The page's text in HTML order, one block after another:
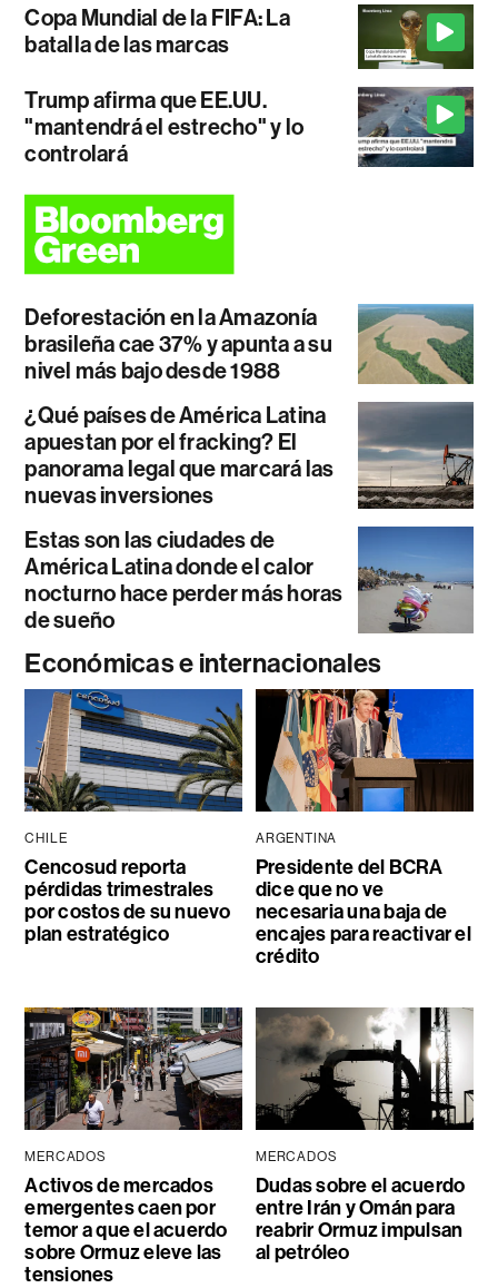
Copa Mundial de la FIFA: La
batalla de las marcas
Trump afirma que EE.UU.
"mantendrá el estrecho" y lo
controlará
Deforestación en la Amazonía
brasileña cae 37% y apunta a su
nivel más bajo desde 1988
¿Qué países de América Latina
apuestan por el fracking? El
panorama legal que marcará las
nuevas inversiones
Estas son las ciudades de
América Latina donde el calor
nocturno hace perder más horas
de sueño
Económicas e internacionales
CHILE
Cencosud reporta
pérdidas trimestrales
por costos de su nuevo
plan estratégico
ARGENTINA
Presidente del BCRA
dice que no ve
necesaria una baja de
encajes para reactivar el
crédito
MERCADOS
Activos de mercados
emergentes caen por
temor a que el acuerdo
sobre Ormuz eleve las
tensiones
MERCADOS
Dudas sobre el acuerdo
entre Irán y Omán para
reabrir Ormuz impulsan
al petróleo